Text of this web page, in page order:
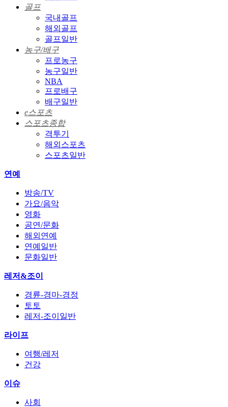
골프
국내골프
해외골프
골프일반
농구/배구
프로농구
농구일반
NBA
프로배구
배구일반
e스포츠
스포츠종합
격투기
해외스포츠
스포츠일반
연예
방송/TV
가요/음악
영화
공연/문화
해외연예
연예일반
문화일반
레저&조이
경륜-경마-경정
토토
레저-조이일반
라이프
여행/레저
건강
이슈
사회